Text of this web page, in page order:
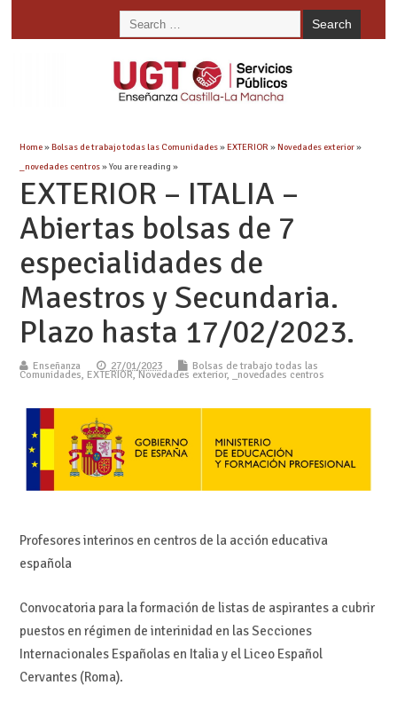
Home»Bolsas de trabajo todas las Comunidades»EXTERIOR »Novedades exterior»
_novedades centros» You are reading »
EXTERIOR – ITALIA –
Abiertas bolsas de 7
especialidades de
Maestros y Secundaria.
Plazo hasta 17/02/2023.
Enseñanza 27/01/2023 Bolsas de trabajo todas las
Comunidades, EXTERIOR,Novedades exterior, _novedades centros
Profesores interinos en centros de la acción educativa
española
Convocatoria para la formación de listas de aspirantes a cubrir
puestos en régimen de interinidad en las Secciones
Internacionales Españolas en Italia y el Liceo Español
Cervantes (Roma).